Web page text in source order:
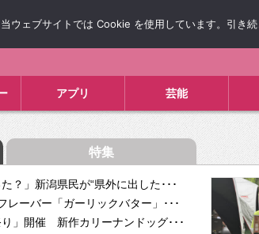
アプリ 芸能
特集
？」新潟県民が“県外に出した･･･
レーバー「ガーリックバター」･･･
」開催 新作カリーナンドッグ･･･
ウェブサイトでは Cookie を使用しています。引き